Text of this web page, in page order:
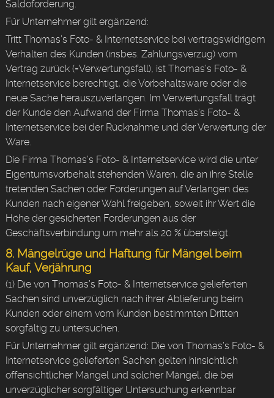
Saldoforderung.
Für Unternehmer gilt ergänzend:
Tritt Thomas’s Foto- & Internetservice bei vertragswidrigem
Verhalten des Kunden (insbes. Zahlungsverzug) vom
Vertrag zurück (=Verwertungsfall), ist Thomas’s Foto- &
Internetservice berechtigt, die Vorbehaltsware oder die
neue Sache herauszuverlangen. Im Verwertungsfall trägt
der Kunde den Aufwand der Firma Thomas’s Foto- &
Internetservice bei der Rücknahme und der Verwertung der
Ware.
Die Firma Thomas’s Foto- & Internetservice wird die unter
Eigentumsvorbehalt stehenden Waren, die an ihre Stelle
tretenden Sachen oder Forderungen auf Verlangen des
Kunden nach eigener Wahl freigeben, soweit ihr Wert die
Höhe der gesicherten Forderungen aus der
Geschäftsverbindung um mehr als 20 % übersteigt.
8. Mängelrüge und Haftung für Mängel beim
Kauf, Verjährung
(1) Die von Thomas’s Foto- & Internetservice gelieferten
Sachen sind unverzüglich nach ihrer Ablieferung beim
Kunden oder einem vom Kunden bestimmten Dritten
sorgfältig zu untersuchen.
Für Unternehmer gilt ergänzend: Die von Thomas’s Foto- &
Internetservice gelieferten Sachen gelten hinsichtlich
offensichtlicher Mängel und solcher Mängel, die bei
unverzüglicher sorgfältiger Untersuchung erkennbar